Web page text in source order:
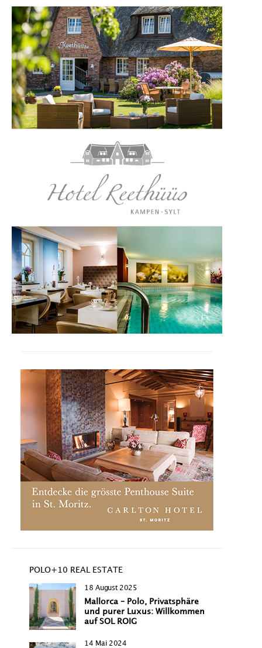
POLO+10 REAL ESTATE
18 August 2025
Mallorca – Polo, Privatsphäre
und purer Luxus: Willkommen
auf SOL ROIG
14 Mai 2024